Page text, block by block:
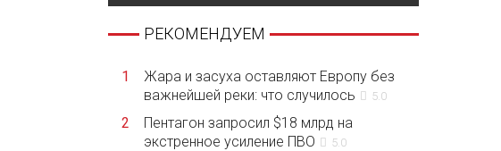
РЕКОМЕНДУЕМ
1
Жара и засуха оставляют Европу без
важнейшей реки: что случилось
5.0
2
Пентагон запросил $18 млрд на
экстренное усиление ПВО
5.0